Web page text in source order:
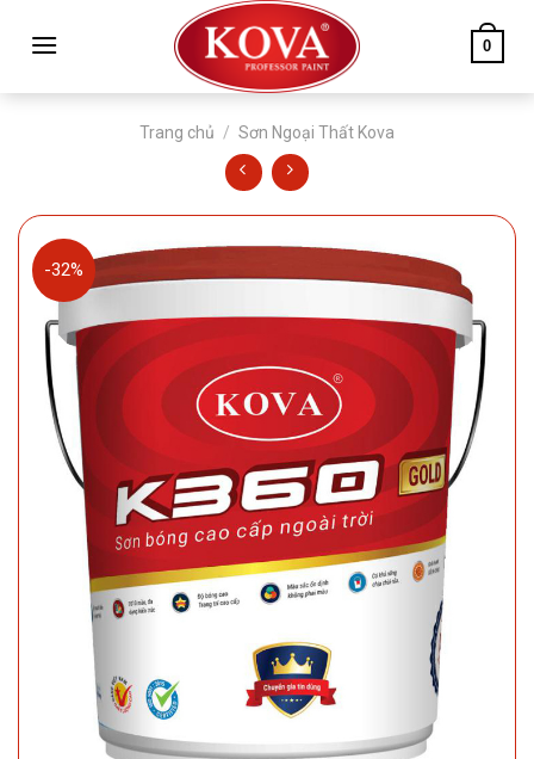
0
Trang chủ / Sơn Ngoại Thất Kova
-32%